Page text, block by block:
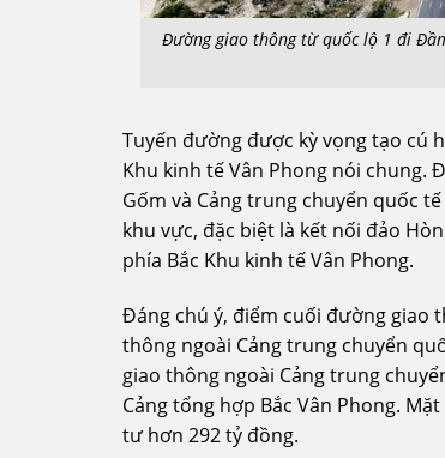
Đường giao thông từ quốc lộ 1 đi
Tuyến đường được kỳ vọng tạo cú
Khu kinh tế Vân Phong nói chung.
Gốm và Cảng trung chuyển quốc
khu vực, đặc biệt là kết nối đảo
phía Bắc Khu kinh tế Vân Phong.
Đáng chú ý, điểm cuối đường giao
thông ngoài Cảng trung chuyển
giao thông ngoài Cảng trung
Cảng tổng hợp Bắc Vân Phong.
tư hơn 292 tỷ đồng.